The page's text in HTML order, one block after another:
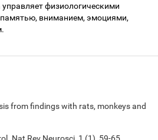
физиологическими
вниманием, эмоциями,
from findings with rats, monkeys and
Nat Rev Neurosci, 1 (1), 59-65.